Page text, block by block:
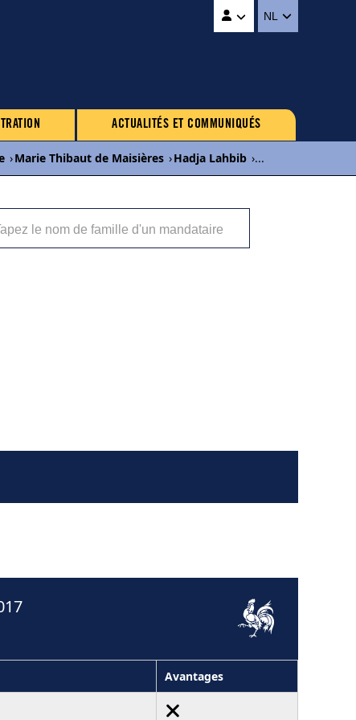
NL
ACTUALITÉS ET COMMUNIQUÉS
›Marie Thibaut de Maisières ›Hadja Lahbib ›...
Avantages